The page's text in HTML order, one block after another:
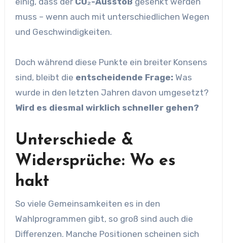
muss – wenn auch mit unterschiedlichen Wegen
und Geschwindigkeiten.
Doch während diese Punkte ein breiter Konsens
sind, bleibt die entscheidende Frage: Was
wurde in den letzten Jahren davon umgesetzt?
Wird es diesmal wirklich schneller gehen?
Unterschiede &
Widersprüche: Wo es
hakt
So viele Gemeinsamkeiten es in den
Wahlprogrammen gibt, so groß sind auch die
Differenzen. Manche Positionen scheinen sich